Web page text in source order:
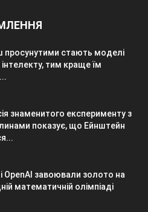
просунутими стають моделі
тим краще їм
знаменитого експерименту з
показує, що Ейнштейн
OpenAI завоювали золото на
математичній олімпіаді